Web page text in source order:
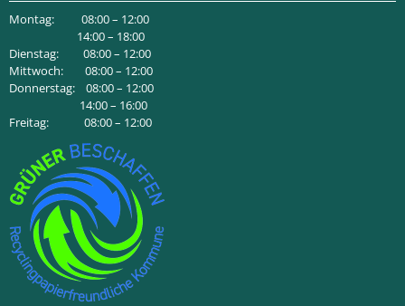
Montag: 08:00 – 12:00
14:00 – 18:00
Dienstag: 08:00 – 12:00
Mittwoch: 08:00 – 12:00
Donnerstag: 08:00 – 12:00
14:00 – 16:00
Freitag: 08:00 – 12:00